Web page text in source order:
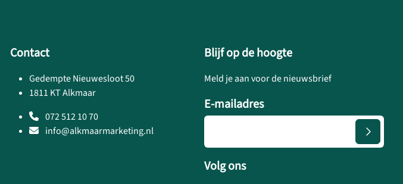
Contact
Gedempte Nieuwesloot 50
1811 KT Alkmaar
072 512 10 70
info@alkmaarmarketing.nl
Blijf op de hoogte
Meld je aan voor de nieuwsbrief
E-mailadres
Volg ons